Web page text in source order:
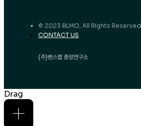
© 2023 BLMO, All Rights Reserved
CONTACT US
(주)벤스랩 중앙연구소
Drag